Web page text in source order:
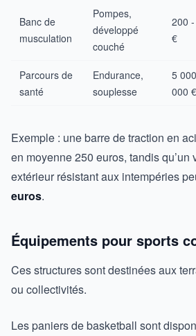
Banc de
musculation
Pompes,
développé
couché
200
€
Parcours de
santé
Endurance,
souplesse
5
000 €
Exemple : une barre de traction en
en moyenne 250 euros, tandis qu’un
extérieur résistant aux intempéries
euros.
Équipements pour sports
Ces structures sont destinées aux
ou collectivités.
Les paniers de basketball sont